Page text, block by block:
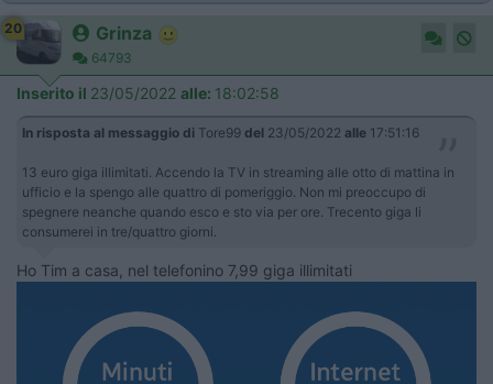
20 Grinza
64793
Inserito il 23/05/2022 alle: 18:02:58
In risposta al messaggio di Tore99 del 23/05/2022 alle 17:51:16
13 euro giga illimitati. Accendo la TV in streaming alle otto di mattina in
ufficio e la spengo alle quattro di pomeriggio. Non mi preoccupo di
spegnere neanche quando esco e sto via per ore. Trecento giga li
consumerei in tre/quattro giorni.
Ho Tim a casa, nel telefonino 7,99 giga illimitati